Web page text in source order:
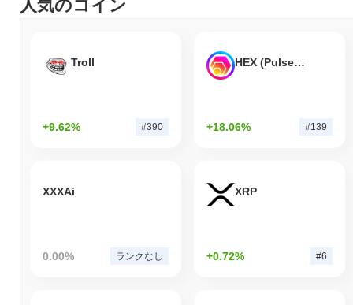
人気のコイン
Troll
+9.62% #390
HEX (Pulsechain)
+18.06% #139
XXXAi
0.00% ランクなし
XRP
+0.72% #6